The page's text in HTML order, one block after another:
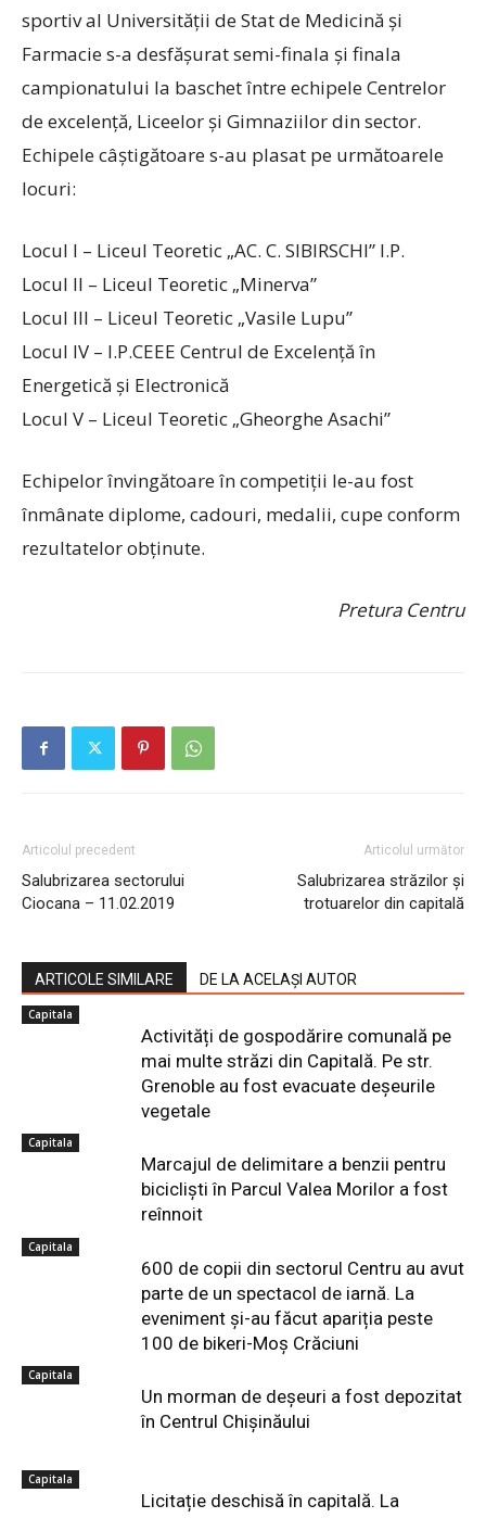
sportiv al Universității de Stat de Medicină și
Farmacie s-a desfășurat semi-finala și finala
campionatului la baschet între echipele Centrelor
de excelență, Liceelor și Gimnaziilor din sector.
Echipele câștigătoare s-au plasat pe următoarele
locuri:
Locul I – Liceul Teoretic „AC. C. SIBIRSCHI” I.P.
Locul II – Liceul Teoretic „Minerva”
Locul III – Liceul Teoretic „Vasile Lupu”
Locul IV – I.P.CEEE Centrul de Excelență în
Energetică și Electronică
Locul V – Liceul Teoretic „Gheorghe Asachi”
Echipelor învingătoare în competiții le-au fost
înmânate diplome, cadouri, medalii, cupe conform
rezultatelor obținute.
Pretura Centru
Articolul precedent
Salubrizarea sectorului
Ciocana – 11.02.2019
Articolul următor
Salubrizarea străzilor și
trotuarelor din capitală
ARTICOLE SIMILARE DE LA ACELAȘI AUTOR
Capitala
Activități de gospodărire comunală pe
mai multe străzi din Capitală. Pe str.
Grenoble au fost evacuate deșeurile
vegetale
Capitala
Marcajul de delimitare a benzii pentru
bicicliști în Parcul Valea Morilor a fost
reînnoit
Capitala
600 de copii din sectorul Centru au avut
parte de un spectacol de iarnă. La
eveniment și-au făcut apariția peste
100 de bikeri-Moș Crăciuni
Capitala
Un morman de deșeuri a fost depozitat
în Centrul Chișinăului
Capitala
Licitație deschisă în capitală. La